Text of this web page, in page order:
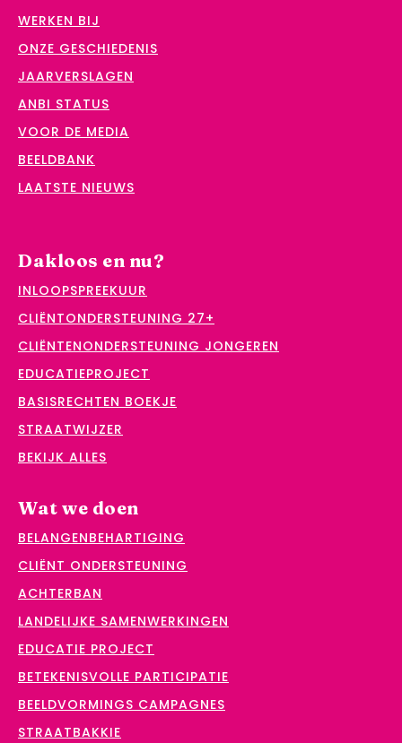
WERKEN BIJ
ONZE GESCHIEDENIS
JAARVERSLAGEN
ANBI STATUS
VOOR DE MEDIA
BEELDBANK
LAATSTE NIEUWS
Dakloos en nu?
INLOOPSPREEKUUR
CLIËNTONDERSTEUNING 27+
CLIËNTENONDERSTEUNING JONGEREN
EDUCATIEPROJECT
BASISRECHTEN BOEKJE
STRAATWIJZER
BEKIJK ALLES
Wat we doen
BELANGENBEHARTIGING
CLIËNT ONDERSTEUNING
ACHTERBAN
LANDELIJKE SAMENWERKINGEN
EDUCATIE PROJECT
BETEKENISVOLLE PARTICIPATIE
BEELDVORMINGS CAMPAGNES
STRAATBAKKIE